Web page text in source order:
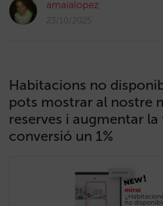
amaialopez
23/10/2025
Habitacions no
pots mostrar al nostre
reserves i augmentar la
conversió un 1%